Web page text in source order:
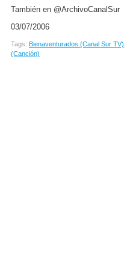
También en @ArchivoCanalSur
03/07/2006
Tags: Bienaventurados (Canal Sur TV)
(Canción)